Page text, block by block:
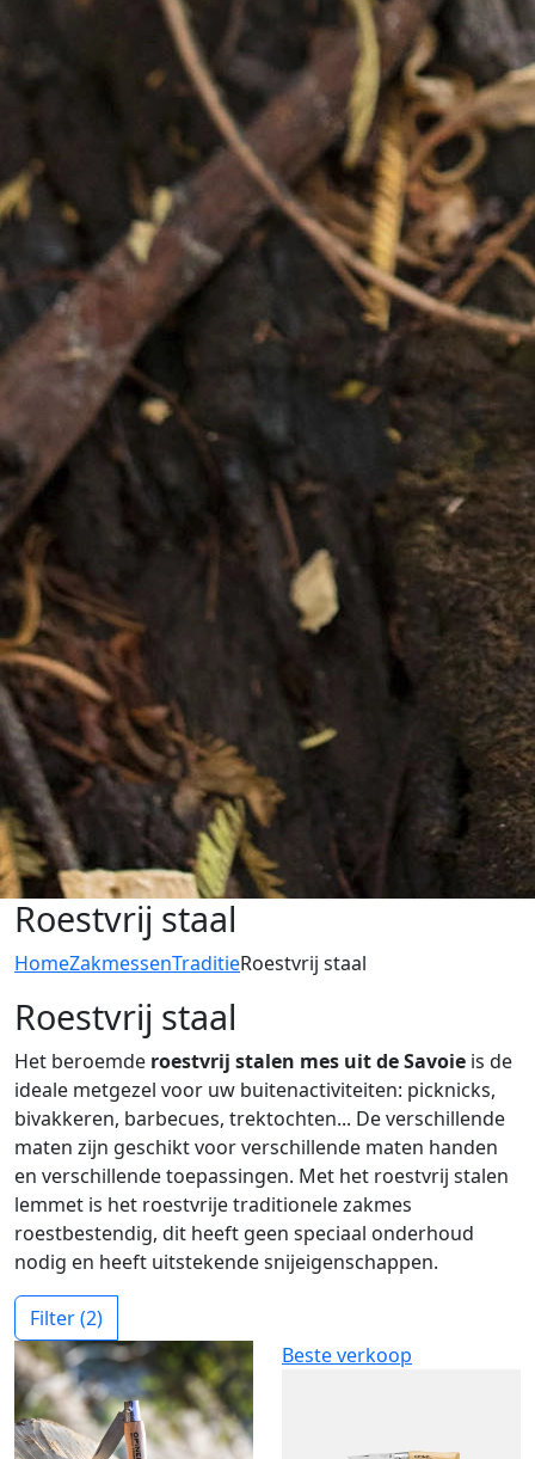
Roestvrij staal
HomeZakmessenTraditieRoestvrij staal
Roestvrij staal
Het beroemde roestvrij stalen mes uit de Savoie is de
ideale metgezel voor uw buitenactiviteiten: picknicks,
bivakkeren, barbecues, trektochten... De verschillende
maten zijn geschikt voor verschillende maten handen
en verschillende toepassingen. Met het roestvrij stalen
lemmet is het roestvrije traditionele zakmes
roestbestendig, dit heeft geen speciaal onderhoud
nodig en heeft uitstekende snijeigenschappen.
Filter(2)
Beste verkoop